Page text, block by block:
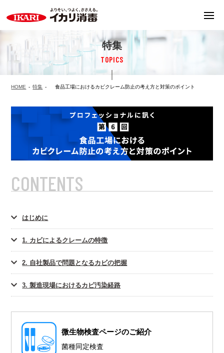
特集
TOPICS
HOME 特集 ⾷品⼯場におけるカビクレーム防⽌の考え⽅と対策のポイント
CONTENTS
はじめに
1. カビによるクレームの特徴
2. 自社製品で問題となるカビの把握
3. 製造現場におけるカビ汚染経路
微⽣物検査ページのご紹介
菌種同定検査